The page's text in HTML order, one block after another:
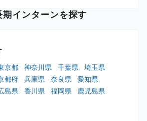
インターンを探す
京都 神奈川県 千葉県
埼玉県
都府 兵庫県 奈良県
愛知県
島県 香川県 福岡県
鹿児島県